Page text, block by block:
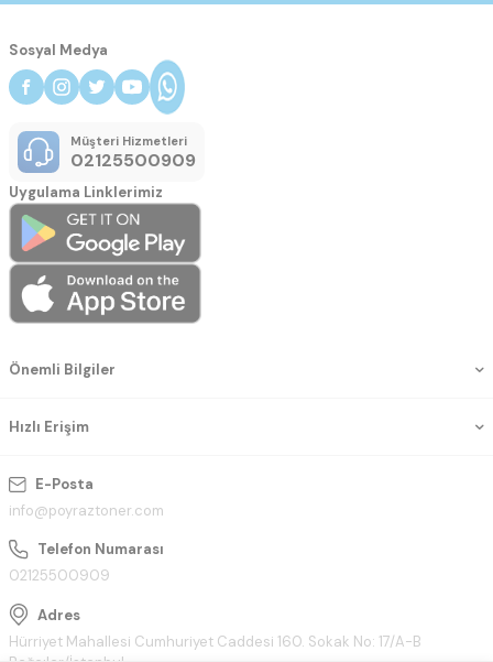
E-Posta
info@poyraztoner.com
Telefon Numarası
02125500909
Adres
Hürriyet Mahallesi Cumhuriyet Caddesi 160. Sokak No: 17/A-B
Önemli Bilgiler
Hızlı Erişim
Sosyal Medya
Müşteri Hizmetleri
02125500909
Uygulama Linklerimiz